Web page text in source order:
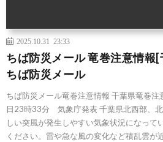
2025.10.31 23:33
ちば防災メール 竜巻注意情報
ちば防災メール
ちば防災メール竜巻注意情報 千葉県竜巻
日23時33分 気象庁発表 千葉県北西部、
しい突風が発生しやすい気象状況になって
ください。雷や急な風の変化など積乱雲が